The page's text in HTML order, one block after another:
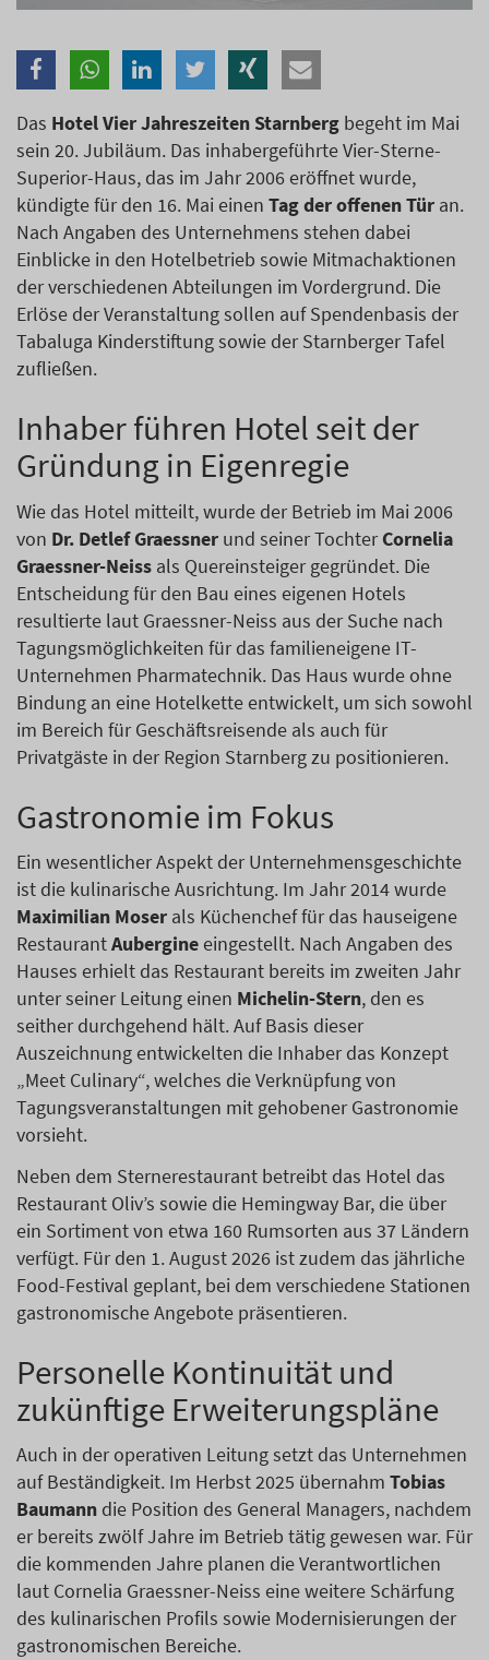
Das Hotel Vier Jahreszeiten Starnberg begeht im Mai
sein 20. Jubiläum. Das inhabergeführte Vier-Sterne-
Superior-Haus, das im Jahr 2006 eröffnet wurde,
kündigte für den 16. Mai einen Tag der offenen Tür an.
Nach Angaben des Unternehmens stehen dabei
Einblicke in den Hotelbetrieb sowie Mitmachaktionen
der verschiedenen Abteilungen im Vordergrund. Die
Erlöse der Veranstaltung sollen auf Spendenbasis der
Tabaluga Kinderstiftung sowie der Starnberger Tafel
zufließen.
Inhaber führen Hotel seit der
Gründung in Eigenregie
Wie das Hotel mitteilt, wurde der Betrieb im Mai 2006
von Dr. Detlef Graessner und seiner TochterCornelia
Graessner-Neiss als Quereinsteiger gegründet. Die
Entscheidung für den Bau eines eigenen Hotels
resultierte laut Graessner-Neiss aus der Suche nach
Tagungsmöglichkeiten für das familieneigene IT-
Unternehmen Pharmatechnik. Das Haus wurde ohne
Bindung an eine Hotelkette entwickelt, um sich sowohl
im Bereich für Geschäftsreisende als auch für
Privatgäste in der Region Starnberg zu positionieren.
Gastronomie im Fokus
Ein wesentlicher Aspekt der Unternehmensgeschichte
ist die kulinarische Ausrichtung. Im Jahr 2014 wurde
Maximilian Moser als Küchenchef für das hauseigene
RestaurantAubergineeingestellt. Nach Angaben des
Hauses erhielt das Restaurant bereits im zweiten Jahr
unter seiner Leitung einen Michelin-Stern, den es
seither durchgehend hält. Auf Basis dieser
Auszeichnung entwickelten die Inhaber das Konzept
„Meet Culinary“, welches die Verknüpfung von
Tagungsveranstaltungen mit gehobener Gastronomie
vorsieht.
Neben dem Sternerestaurant betreibt das Hotel das
Restaurant Oliv’s sowie die Hemingway Bar, die über
ein Sortiment von etwa 160 Rumsorten aus 37 Ländern
verfügt. Für den 1. August 2026 ist zudem das jährliche
Food-Festival geplant, bei dem verschiedene Stationen
gastronomische Angebote präsentieren.
Personelle Kontinuität und
zukünftige Erweiterungspläne
Auch in der operativen Leitung setzt das Unternehmen
auf Beständigkeit. Im Herbst 2025 übernahm Tobias
Baumann die Position des General Managers, nachdem
er bereits zwölf Jahre im Betrieb tätig gewesen war. Für
die kommenden Jahre planen die Verantwortlichen
laut Cornelia Graessner-Neiss eine weitere Schärfung
des kulinarischen Profils sowie Modernisierungen der
gastronomischen Bereiche.